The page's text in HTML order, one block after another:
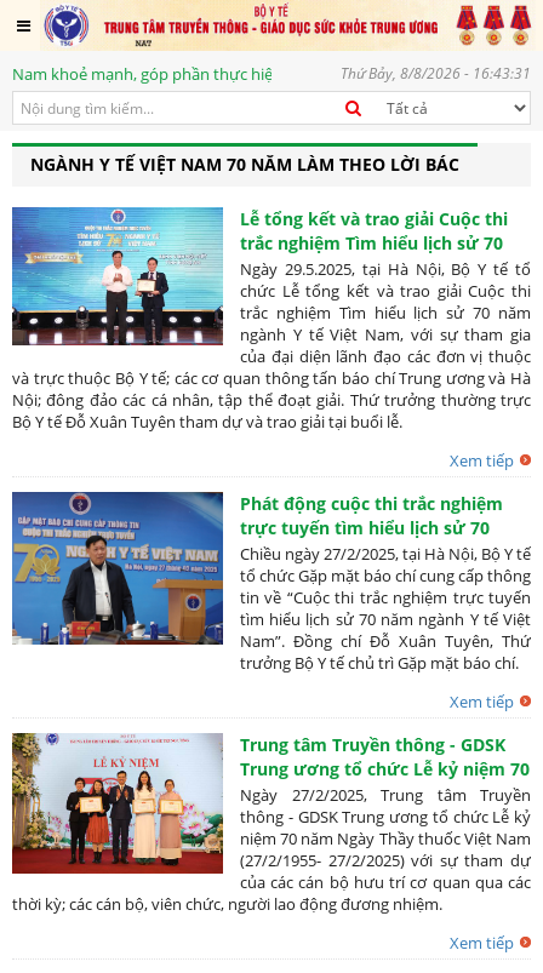
khoẻ mạnh, góp phần thực hiện mục tiêu phát triển bền vững, vì một
Thứ Bảy, 8/8/2026 - 16:43:31
NGÀNH Y TẾ VIỆT NAM 70 NĂM LÀM THEO LỜI BÁC
Lễ tổng kết và trao giải Cuộc thi
trắc nghiệm Tìm hiểu lịch sử 70
năm ngành Y tế Việt Nam
Ngày 29.5.2025, tại Hà Nội, Bộ Y tế tổ
chức Lễ tổng kết và trao giải Cuộc thi
trắc nghiệm Tìm hiểu lịch sử 70 năm
ngành Y tế Việt Nam, với sự tham gia
của đại diện lãnh đạo các đơn vị thuộc
và trực thuộc Bộ Y tế; các cơ quan thông tấn báo chí Trung ương và Hà
Nội; đông đảo các cá nhân, tập thể đoạt giải. Thứ trưởng thường trực
Bộ Y tế Đỗ Xuân Tuyên tham dự và trao giải tại buổi lễ.
Xem tiếp
Phát động cuộc thi trắc nghiệm
trực tuyến tìm hiểu lịch sử 70
năm ngành Y tế Việt Nam
Chiều ngày 27/2/2025, tại Hà Nội, Bộ Y tế
tổ chức Gặp mặt báo chí cung cấp thông
tin về “Cuộc thi trắc nghiệm trực tuyến
tìm hiểu lịch sử 70 năm ngành Y tế Việt
Nam”. Đồng chí Đỗ Xuân Tuyên, Thứ
trưởng Bộ Y tế chủ trì Gặp mặt báo chí.
Xem tiếp
Trung tâm Truyền thông - GDSK
Trung ương tổ chức Lễ kỷ niệm 70
năm Ngày Thầy thuốc Việt Nam
Ngày 27/2/2025, Trung tâm Truyền
thông - GDSK Trung ương tổ chức Lễ kỷ
niệm 70 năm Ngày Thầy thuốc Việt Nam
(27/2/1955- 27/2/2025) với sự tham dự
của các cán bộ hưu trí cơ quan qua các
thời kỳ; các cán bộ, viên chức, người lao động đương nhiệm.
Xem tiếp